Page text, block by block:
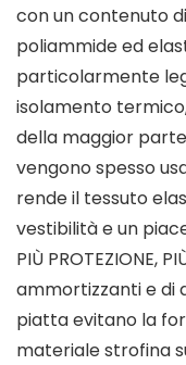
con un contenuto
poliammide ed
particolarmente
isolamento
della maggior
vengono spesso
rende il tessuto
vestibilità e un
PIÙ PROTEZIONE,
ammortizzanti e di
piatta evitano la
materiale strofina